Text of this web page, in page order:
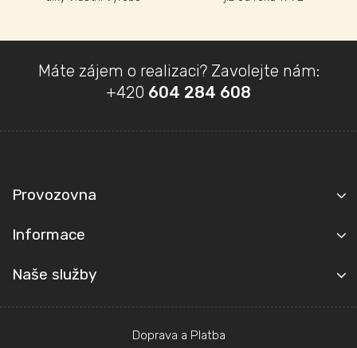
a
Máte zájem o realizaci? Zavolejte nám:
+420 604 284 608
Provozovna
Informace
Naše služby
Doprava a Platba